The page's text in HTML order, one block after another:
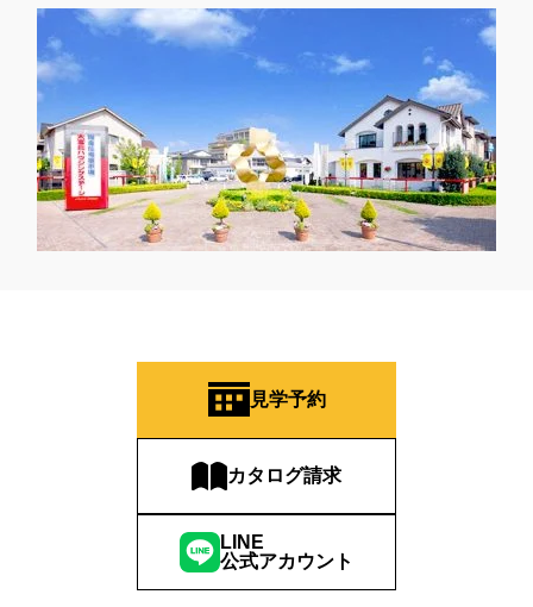
見学予約
カタログ請求
LINE
公式アカウント